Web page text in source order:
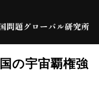
の宇宙覇権強